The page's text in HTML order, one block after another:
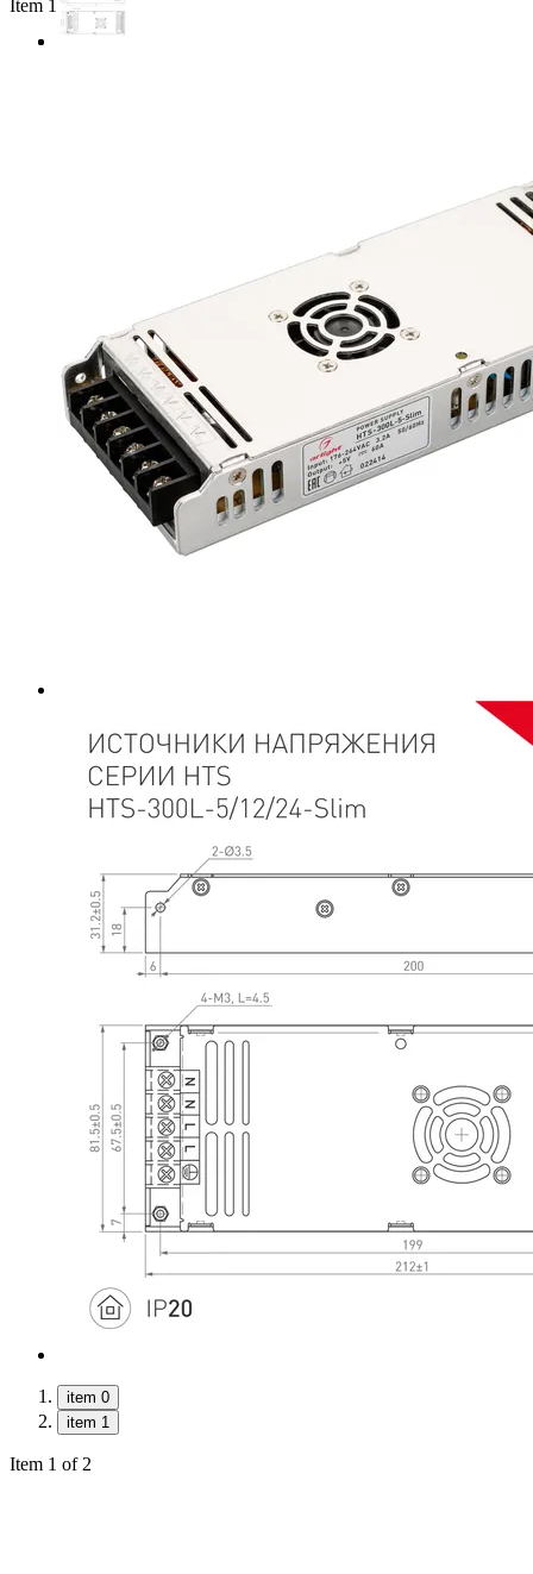
Item 1 of 2
item 0
item 1
Item 1 of 2